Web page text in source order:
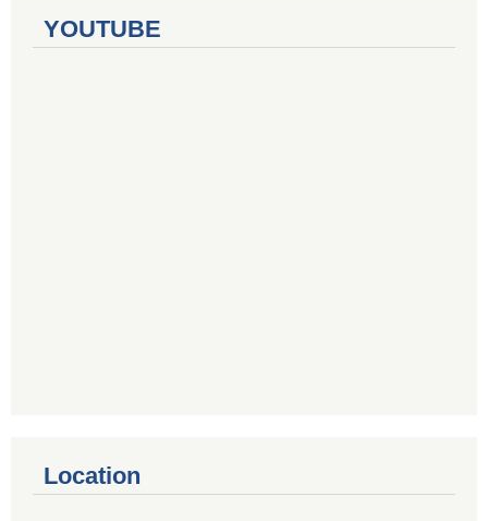
YOUTUBE
Location